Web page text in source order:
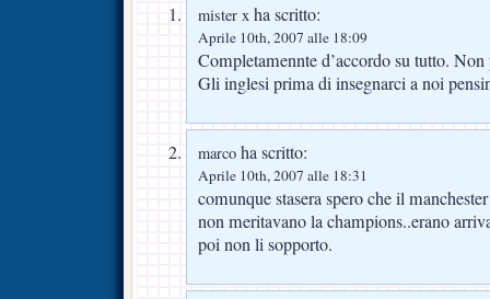
mister x ha scritto:
Aprile 10th, 2007 alle 18:09
Completamennte d’accordo su tutto.
Gli inglesi prima di insegnarci a noi
marco ha scritto:
Aprile 10th, 2007 alle 18:31
comunque stasera spero che il
non meritavano la champions..erano
poi non li sopporto.